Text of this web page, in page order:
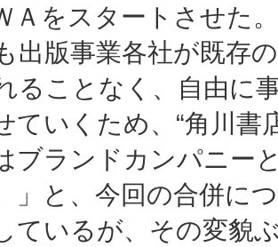
Ａをスタートさせた
出版事業各社が既存
ることなく、自由に
ていくため、“角川書
ブランドカンパニー
」と、今回の合併に
ているが、その変貌